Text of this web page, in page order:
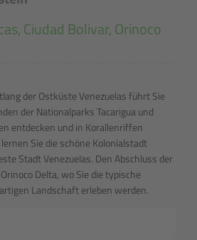
Ciudad Bolivar, Orinoco
der Ostküste Venezuelas führt Sie
der Nationalparks Tacarigua und
entdecken und in Korallenriffen
Sie die schöne Kolonialstadt
Stadt Venezuelas. Den Abschluss der
Delta, wo Sie die typische
Landschaft erleben werden.